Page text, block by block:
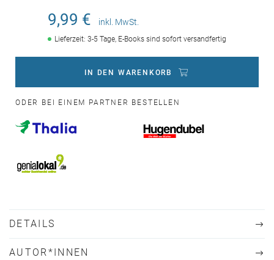
9,99 € inkl. MwSt.
Lieferzeit: 3-5 Tage, E-Books sind sofort versandfertig
IN DEN WARENKORB
ODER BEI EINEM PARTNER BESTELLEN
DETAILS
AUTOR*INNEN